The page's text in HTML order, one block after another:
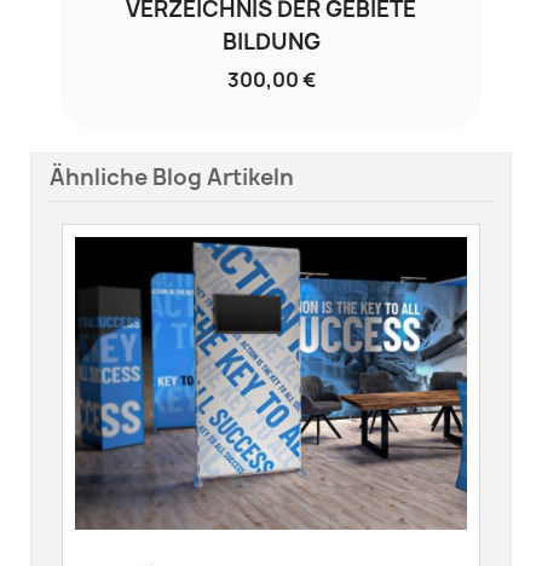
VERZEICHNIS DER GEBIETE
BILDUNG
300,00 €
Ähnliche Blog Artikeln